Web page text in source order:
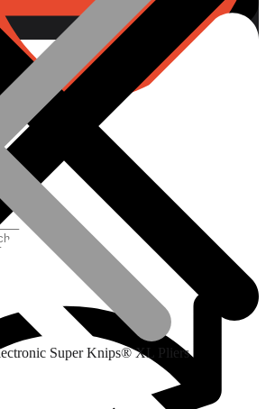
Super Knips® XL Pliers